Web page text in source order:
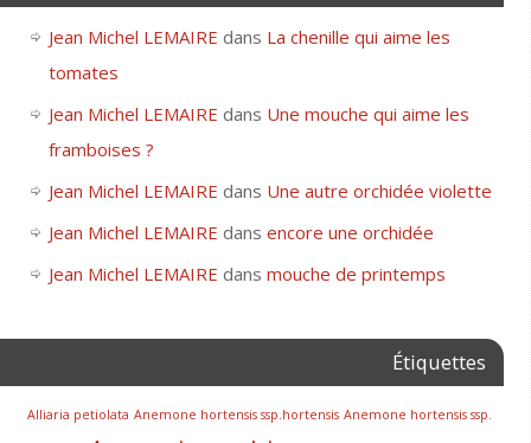
Jean Michel LEMAIRE dans La chenille qui aime les
tomates
Jean Michel LEMAIRE dans Une mouche qui aime les
framboises ?
Jean Michel LEMAIRE dans Une autre orchidée violette
Jean Michel LEMAIRE dans encore une orchidée
Jean Michel LEMAIRE dans mouche de printemps
Étiquettes
Alliaria petiolata Anemone hortensis ssp.hortensis Anemone hortensis ssp.